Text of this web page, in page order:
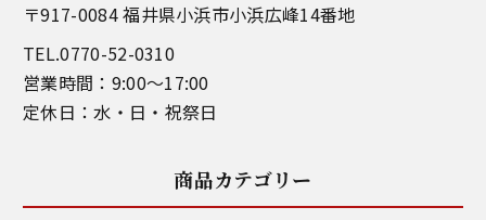
〒917-0084 福井県小浜市小浜広峰14番地
TEL.0770-52-0310
営業時間：9:00～17:00
定休日：水・日・祝祭日
商品カテゴリー